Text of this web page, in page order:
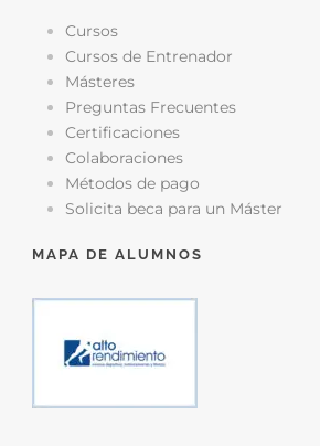
Cursos
Cursos de Entrenador
Másteres
Preguntas Frecuentes
Certificaciones
Colaboraciones
Métodos de pago
Solicita beca para un Máster
MAPA DE ALUMNOS